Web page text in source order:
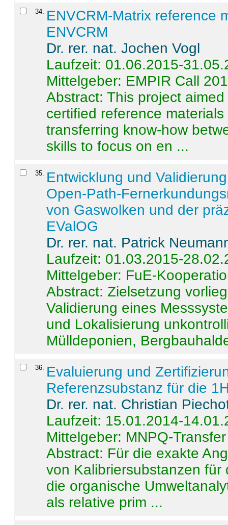
34. ENVCRM-Matrix reference
ENVCRM
Dr. rer. nat. Jochen Vogl
Laufzeit: 01.06.2015-
Mittelgeber: EMPIR Call
Abstract:This project
certified reference
transferring know-how
skills to focus on en ...
35. Entwicklung und
Open-Path-
von Gaswolken und der
EValOG
Dr. rer. nat. Patrick
Laufzeit: 01.03.2015-
Mittelgeber: FuE-
Abstract:Zielsetzung
Validierung eines
und Lokalisierung
Mülldeponien,
36. Evaluierung und
Referenzsubstanz für die
Dr. rer. nat. Christian
Laufzeit: 15.01.2014-
Mittelgeber: MNPQ-Transfer
Abstract: Für die exakte
von Kalibriersubstanzen
die organische
als relative prim ...